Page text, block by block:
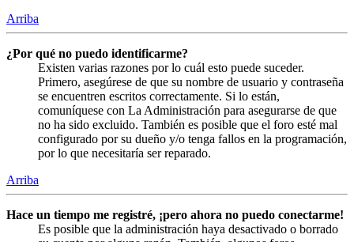
Arriba
¿Por qué no puedo identificarme?
Existen varias razones por lo cuál esto puede suceder.
Primero, asegúrese de que su nombre de usuario y contraseña
se encuentren escritos correctamente. Si lo están,
comuníquese con La Administración para asegurarse de que
no ha sido excluido. También es posible que el foro esté mal
configurado por su dueño y/o tenga fallos en la programación,
por lo que necesitaría ser reparado.
Arriba
Hace un tiempo me registré, ¡pero ahora no puedo conectarme!
Es posible que la administración haya desactivado o borrado